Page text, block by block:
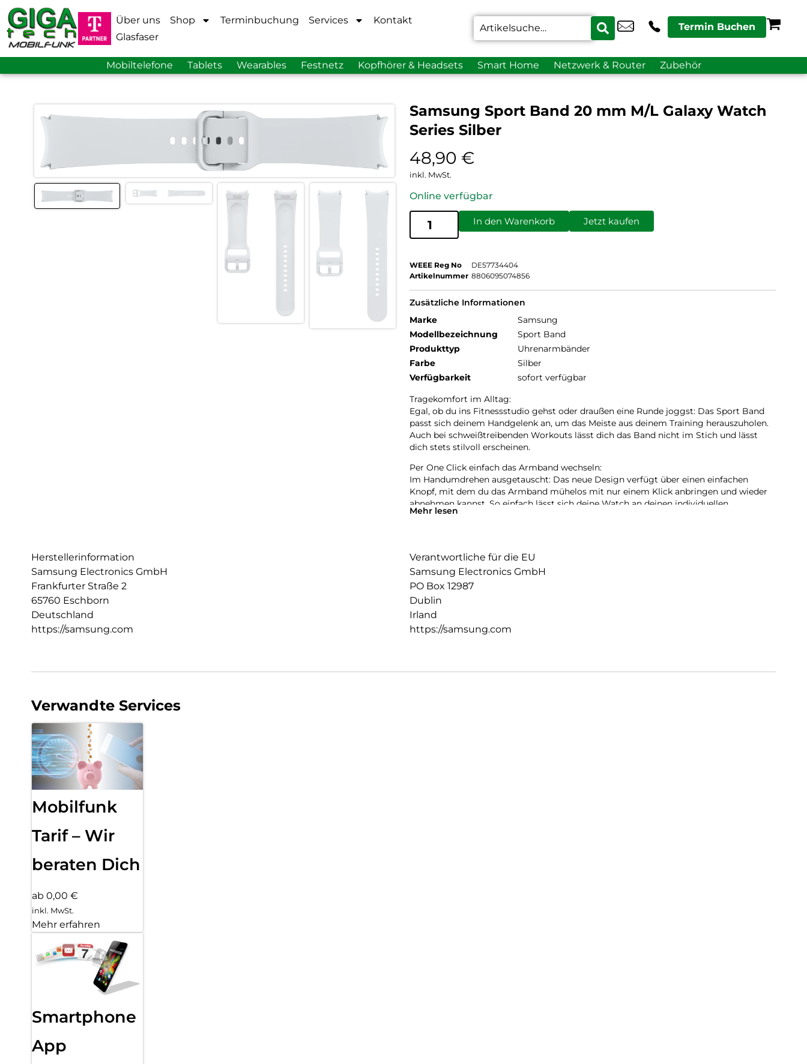
Über uns Shop Terminbuchung Services
Kontakt
Glasfaser
Termin Buchen
Mobiltelefone Tablets Wearables Festnetz Kopfhörer & Headsets Smart Home Netzwerk & Router Zubehör
Samsung Sport Band 20 mm M/L Galaxy Watch
Series Silber
48,90 €
inkl. MwSt.
Online verfügbar
In den Warenkorb Jetzt kaufen
WEEE Reg No
DE57734404
Artikelnummer 8806095074856
Zusätzliche Informationen
Marke
Samsung
Modellbezeichnung
Sport Band
Produkttyp
Uhrenarmbänder
Farbe
Silber
Verfügbarkeit
sofort verfügbar
Tragekomfort im Alltag:
Egal, ob du ins Fitnessstudio gehst oder draußen eine Runde joggst: Das Sport Band
passt sich deinem Handgelenk an, um das Meiste aus deinem Training herauszuholen.
Auch bei schweißtreibenden Workouts lässt dich das Band nicht im Stich und lässt
dich stets stilvoll erscheinen.
Per One Click einfach das Armband wechseln:
Im Handumdrehen ausgetauscht: Das neue Design verfügt über einen einfachen
Knopf, mit dem du das Armband mühelos mit nur einem Klick anbringen und wieder
abnehmen kannst. So einfach lässt sich deine Watch an deinen individuellen
Geschmack anpassen. Die Sport Bands sind sowohl mit der Watch6 als auch mit der
Mehr lesen
Herstellerinformation
Samsung Electronics GmbH
Frankfurter Straße 2
65760 Eschborn
Deutschland
https://samsung.com
Verantwortliche für die EU
Samsung Electronics GmbH
PO Box 12987
Dublin
Irland
https://samsung.com
Verwandte Services
Mobilfunk
Tarif – Wir
beraten Dich
ab 0,00 €
inkl. MwSt.
Mehr erfahren
Smartphone
App